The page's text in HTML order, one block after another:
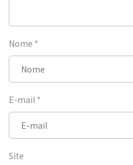
Nome *
E-mail *
Site